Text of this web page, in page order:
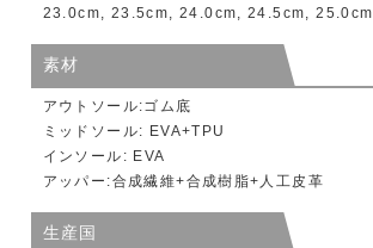
23.0cm, 23.5cm, 24.0cm, 24.5cm, 25.0cm
素材
アウトソール:ゴム底
ミッドソール: EVA+TPU
インソール: EVA
アッパー:合成繊維+合成樹脂+人工皮革
生産国